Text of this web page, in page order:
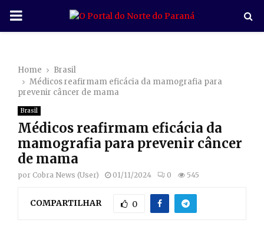
P
M
A
R
Home
Brasil
Médicos reafirmam eficácia da mamografia para
prevenir câncer de mama
Brasil
Médicos reafirmam eficácia da
mamografia para prevenir câncer
de mama
por Cobra News (User) 01/11/2024 0 545
COMPARTILHAR 0